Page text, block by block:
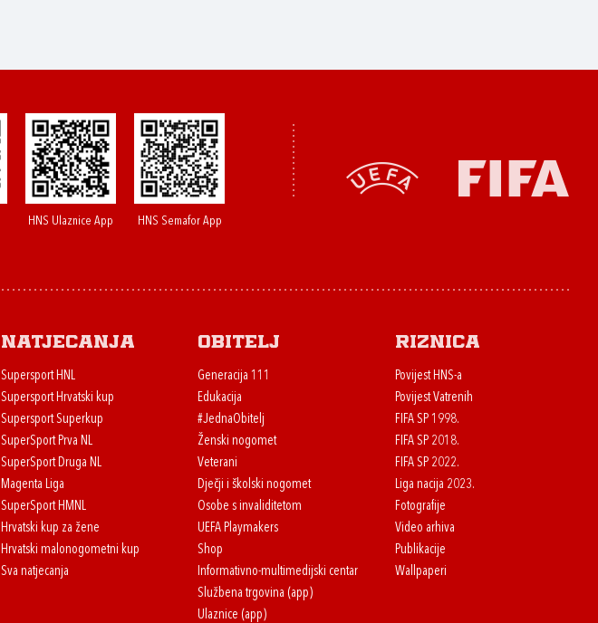
HNS Ulaznice App HNS Semafor App
Natjecanja
Supersport HNL
Supersport Hrvatski kup
Supersport Superkup
SuperSport Prva NL
SuperSport Druga NL
Magenta Liga
SuperSport HMNL
Hrvatski kup za žene
Hrvatski malonogometni kup
Sva natjecanja
Obitelj
Generacija 111
Edukacija
#JednaObitelj
Ženski nogomet
Veterani
Dječji i školski nogomet
Osobe s invaliditetom
UEFA Playmakers
Shop
Informativno-multimedijski centar
Službena trgovina (app)
Ulaznice (app)
Riznica
Povijest HNS-a
Povijest Vatrenih
FIFA SP 1998.
FIFA SP 2018.
FIFA SP 2022.
Liga nacija 2023.
Fotografije
Video arhiva
Publikacije
Wallpaperi